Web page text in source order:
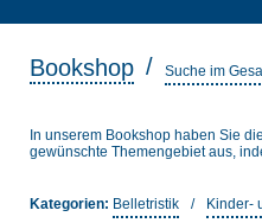
Bookshop / Suche im
In unserem Bookshop haben Sie
gewünschte Themengebiet aus,
Kategorien: Belletristik / Kinder-